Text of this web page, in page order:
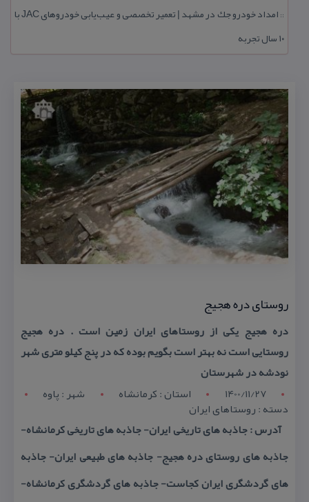
::
امداد خودرو جك در مشهد | تعمیر تخصصی و عیب‌یابی خودروهای JAC با
۱۰ سال تجربه
روستای دره هجیج
دره هجیج یكی از روستاهای ایران زمین است . دره هجیج
روستایی است نه بهتر است بگویم بوده كه در پنج كیلو متری شهر
نودشه در شهرستان
1400/11/27
استان : کرمانشاه شهر : پاوه
دسته : روستاهای ایران
آدرس : جاذبه های تاریخی ایران- جاذبه های تاریخی كرمانشاه-
جاذبه های روستای دره هجیج- جاذبه های طبیعی ایران- جاذبه
های گردشگری ایران كجاست- جاذبه های گردشگری كرمانشاه-